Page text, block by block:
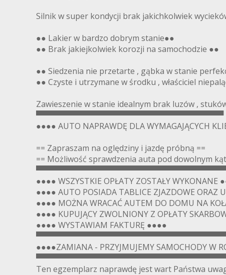
Silnik w super kondycji brak jakichkolwiek
●● Lakier w bardzo dobrym stanie●●
●● Brak jakiejkolwiek korozji na samochodzie ●●
●● Siedzenia nie przetarte , gąbka w stanie
●● Czyste i utrzymane w środku , właściciel
Zawieszenie w stanie idealnym brak luzów ,
▀▀▀▀▀▀▀▀▀▀▀▀▀▀▀▀▀▀▀▀▀▀▀▀▀▀▀▀▀▀▀▀▀▀
●●●● AUTO NAPRAWDĘ DLA WYMAGAJĄCYCH
== Zapraszam na oględziny i jazdę próbną ==
== Możliwość sprawdzenia auta pod dowolnym
●●●● WSZYSTKIE OPŁATY ZOSTAŁY WYKONANE
●●●● AUTO POSIADA TABLICE ZJAZDOWE ORAZ
●●●● MOŻNA WRACAĆ AUTEM DO DOMU NA
●●●● KUPUJĄCY ZWOLNIONY Z OPŁATY
●●●● WYSTAWIAM FAKTURĘ ●●●●
●●●●ZAMIANA - PRZYJMUJEMY SAMOCHODY W
Ten egzemplarz naprawdę jest wart Państwa